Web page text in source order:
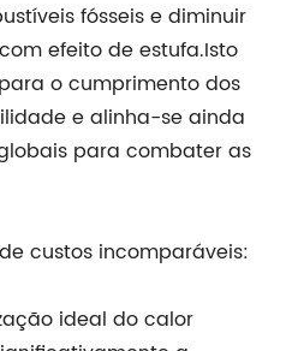
fósseis e diminuir
efeito de estufa.Isto
o cumprimento dos
e alinha-se ainda
para combater as
custos incomparáveis:
ideal do calor